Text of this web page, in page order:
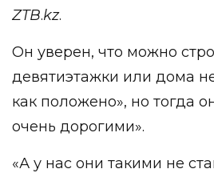
ZTB.kz.
Он уверен, что можно
девятиэтажки или дома
как положено», но тогда
очень дорогими».
«А у нас они такими не